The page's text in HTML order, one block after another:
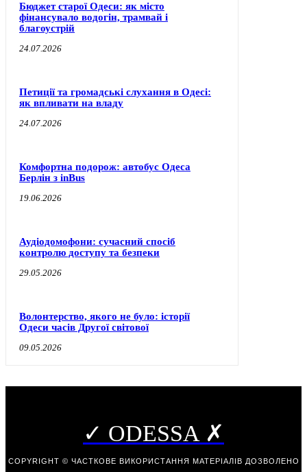
Бюджет старої Одеси: як місто
фінансувало водогін, трамвай і
благоустрій
24.07.2026
Петиції та громадські слухання в Одесі:
як впливати на владу
24.07.2026
Комфортна подорож: автобус Одеса
Берлін з inBus
19.06.2026
Аудіодомофони: сучасний спосіб
контролю доступу та безпеки
29.05.2026
Волонтерство, якого не було: історії
Одеси часів Другої світової
09.05.2026
✓ ODESSA ✗
COPYRIGHT © ЧАСТКОВЕ ВИКОРИСТАННЯ МАТЕРІАЛІВ ДОЗВОЛЕНО